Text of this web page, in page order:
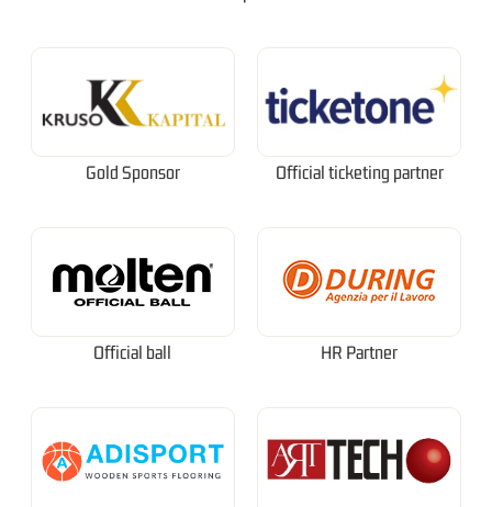
Gold Sponsor Official ticketing partner
Official ball HR Partner